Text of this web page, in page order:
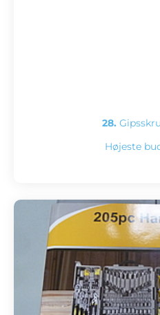
28.
Højeste